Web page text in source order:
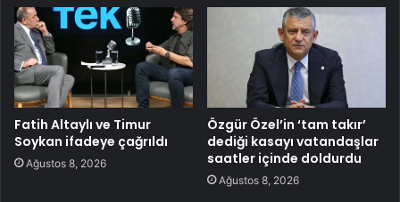
Fatih Altaylı ve Timur
Soykan ifadeye çağrıldı
Ağustos 8, 2026
Özgür Özel’in ‘tam takır’
dediği kasayı vatandaşlar
saatler içinde doldurdu
Ağustos 8, 2026